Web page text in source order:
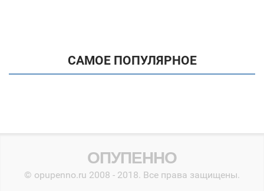
САМОЕ ПОПУЛЯРНОЕ
ОПУПЕННО
© opupenno.ru 2008 - 2018. Все права защищены.